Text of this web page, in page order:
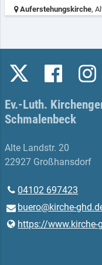
Auferstehungskirche,
Ev.-Luth.
Schmalenbeck
Alte Landstr. 20
22927 Großhansdorf
04102 697423
buero@​kirche-
https://www.​kirche-